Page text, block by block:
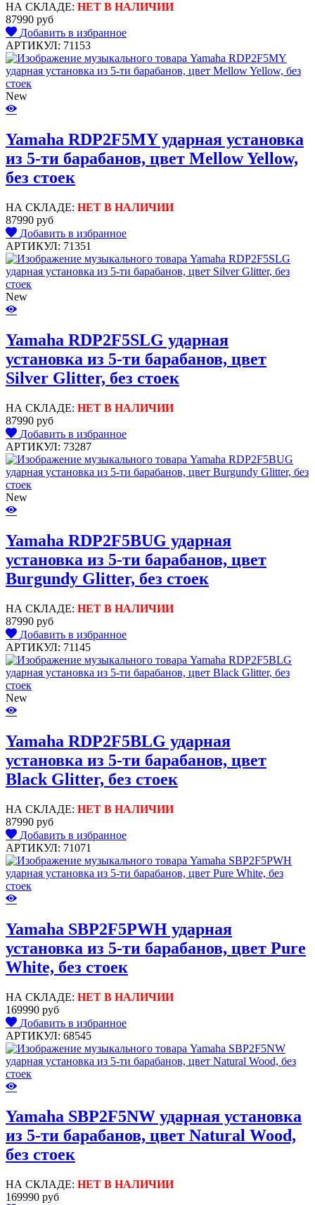
НА СКЛАДЕ: НЕТ В НАЛИЧИИ
87990 руб
Добавить в избранное
АРТИКУЛ: 71153
New
Yamaha RDP2F5MY ударная установка
из 5-ти барабанов, цвет Mellow Yellow,
без стоек
НА СКЛАДЕ: НЕТ В НАЛИЧИИ
87990 руб
Добавить в избранное
АРТИКУЛ: 71351
New
Yamaha RDP2F5SLG ударная
установка из 5-ти барабанов, цвет
Silver Glitter, без стоек
НА СКЛАДЕ: НЕТ В НАЛИЧИИ
87990 руб
Добавить в избранное
АРТИКУЛ: 73287
New
Yamaha RDP2F5BUG ударная
установка из 5-ти барабанов, цвет
Burgundy Glitter, без стоек
НА СКЛАДЕ: НЕТ В НАЛИЧИИ
87990 руб
Добавить в избранное
АРТИКУЛ: 71145
New
Yamaha RDP2F5BLG ударная
установка из 5-ти барабанов, цвет
Black Glitter, без стоек
НА СКЛАДЕ: НЕТ В НАЛИЧИИ
87990 руб
Добавить в избранное
АРТИКУЛ: 71071
Yamaha SBP2F5PWH ударная
установка из 5-ти барабанов, цвет Pure
White, без стоек
НА СКЛАДЕ: НЕТ В НАЛИЧИИ
169990 руб
Добавить в избранное
АРТИКУЛ: 68545
Yamaha SBP2F5NW ударная установка
из 5-ти барабанов, цвет Natural Wood,
без стоек
НА СКЛАДЕ: НЕТ В НАЛИЧИИ
169990 руб